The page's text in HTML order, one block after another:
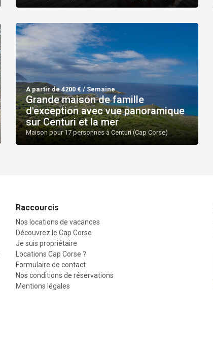
À partir de 4200 € / Semaine
Grande maison de famille
d'exception avec vue panoramique
sur Centuri et la mer
Maison pour 17 personnes à Centuri (Cap Corse)
Raccourcis
Nos locations de vacances
Découvrez le Cap Corse
Je suis propriétaire
Locations Cap Corse ?
Formulaire de contact
Nos conditions de réservations
Mentions légales